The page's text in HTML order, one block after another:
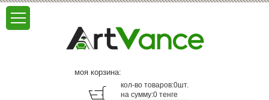
моя корзина:
кол-во товаров:0шт.
на сумму:0 тенге